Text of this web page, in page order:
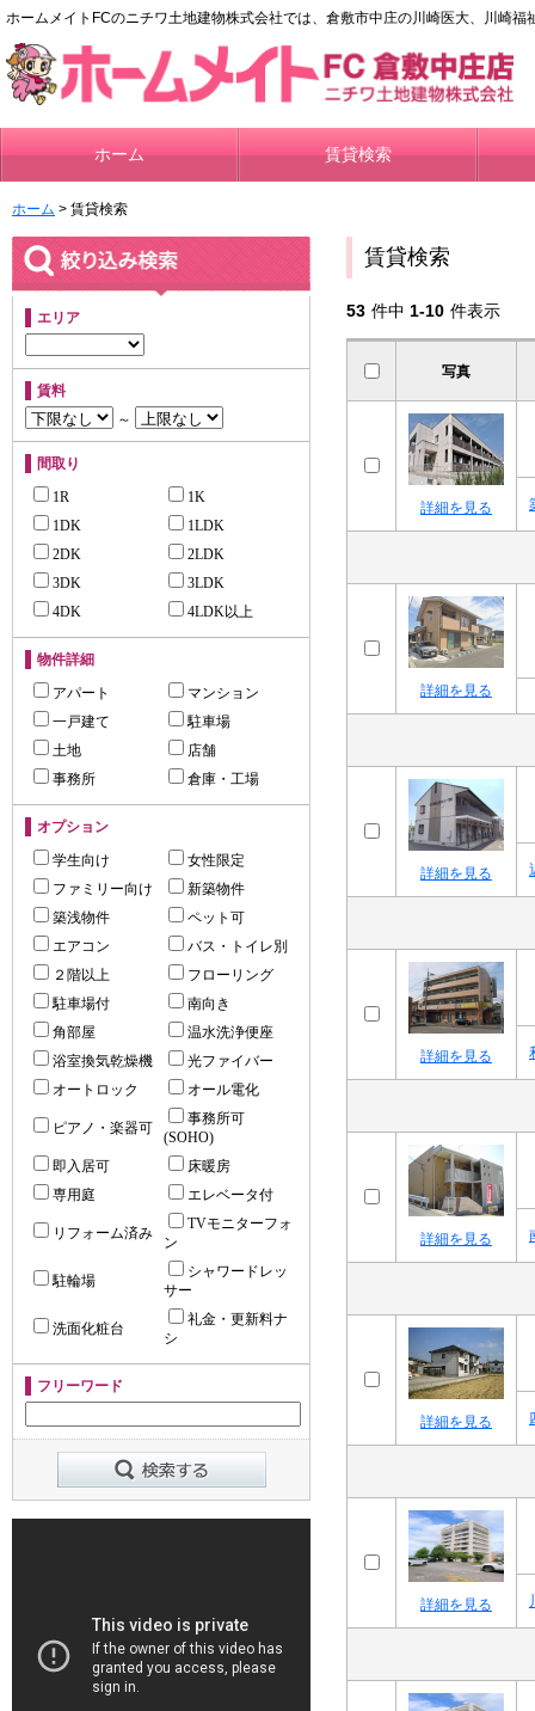
ホームメイトFCのニチワ土地建物株式会社では、倉敷市中庄の川崎医大、川崎
ホーム 賃貸検索
ホーム > 賃貸検索
エリア
賃料
～
間取り
1R
1K
1DK
1LDK
2DK
2LDK
3DK
3LDK
4DK
4LDK以上
物件詳細
アパート
マンション
一戸建て
駐車場
土地
店舗
事務所
倉庫・工場
オプション
学生向け
女性限定
ファミリー向け
新築物件
築浅物件
ペット可
エアコン
バス・トイレ別
２階以上
フローリング
駐車場付
南向き
角部屋
温水洗浄便座
浴室換気乾燥機
光ファイバー
オートロック
オール電化
ピアノ・楽器可
事務所可
(SOHO)
即入居可
床暖房
専用庭
エレベータ付
リフォーム済み
TVモニターフォ
ン
駐輪場
シャワードレッ
サー
洗面化粧台
礼金・更新料ナ
シ
フリーワード
賃貸検索
53 件中 1-10 件表示
写真
詳細を見る
詳細を見る
詳細を見る
詳細を見る
詳細を見る
詳細を見る
詳細を見る